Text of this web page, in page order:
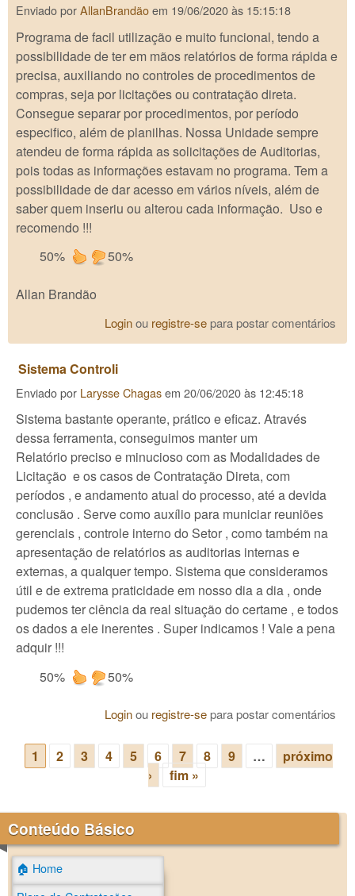
Enviado porAllanBrandãoem 19/06/2020 às 15:15:18
Programa de facil utilização e muito funcional, tendo a
possibilidade de ter em mãos relatórios de forma rápida e
precisa, auxiliando no controles de procedimentos de
compras, seja por licitações ou contratação direta.
Consegue separar por procedimentos, por período
especifico, além de planilhas. Nossa Unidade sempre
atendeu de forma rápida as solicitações de Auditorias,
pois todas as informações estavam no programa. Tem a
possibilidade de dar acesso em vários níveis, além de
saber quem inseriu ou alterou cada informação. Uso e
recomendo !!!
50%
50%
Allan Brandão
Loginou registre-separa postar comentários
Sistema Controli
Enviado por Larysse Chagasem 20/06/2020 às 12:45:18
Sistema bastante operante, prático e eficaz. Através
dessa ferramenta, conseguimos manter um
Relatório preciso e minucioso com as Modalidades de
Licitação e os casos de Contratação Direta, com
períodos , e andamento atual do processo, até a devida
conclusão . Serve como auxílio para municiar reuniões
gerenciais , controle interno do Setor , como também na
apresentação de relatórios as auditorias internas e
externas, a qualquer tempo. Sistema que consideramos
útil e de extrema praticidade em nosso dia a dia , onde
pudemos ter ciência da real situação do certame , e todos
os dados a ele inerentes . Super indicamos ! Vale a pena
adquir !!!
50%
50%
Loginou registre-separa postar comentários
Páginas
1 2 3 4 5 6 7 8 9 …
próximo
›
fim »
Conteúdo Básico
🏠 Home